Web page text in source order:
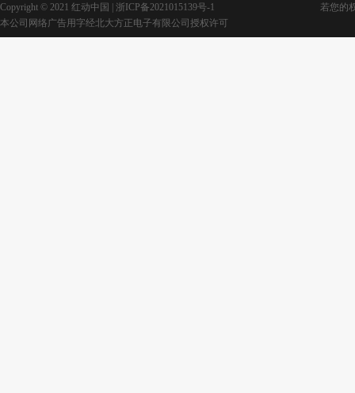
Copyright © 2021 红动中国 | 浙ICP备2021015139号-1
若您的
本公司网络广告用字经北大方正电子有限公司授权许可